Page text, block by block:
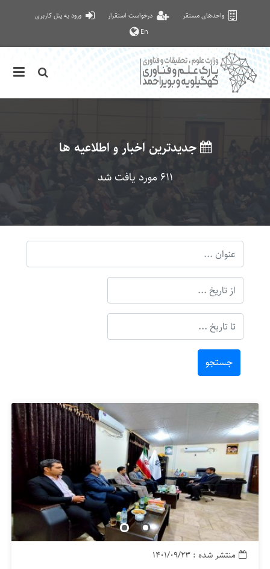
واحدهای مستقر درخواست استقرار
ورود به پنل کاربری
En
جدیدترین اخبار و اطلاعیه ها
611 مورد یافت شد
جستجو
منتشر شده : ۱۴۰۱/۰۹/۲۳